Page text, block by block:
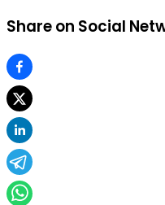
Share on Social